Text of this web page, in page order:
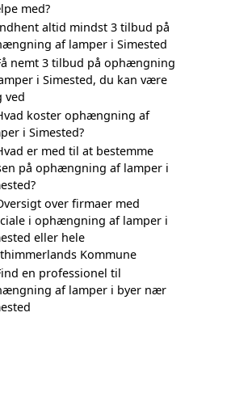
med?
altid mindst 3 tilbud på
af lamper i Simested
nemt 3 tilbud på ophængning
i Simested, du kan være
ved
koster ophængning af
i Simested?
er med til at bestemme
på ophængning af lamper i
over firmaer med
i ophængning af lamper i
eller hele
Kommune
en professionel til
af lamper i byer nær